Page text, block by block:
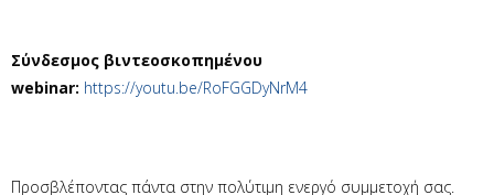
Σύνδεσμος βιντεοσκοπημένου
webinar: https://youtu.be/RoFGGDyNrM4
Προσβλέποντας πάντα στην πολύτιμη ενεργό συμμετοχή σας.